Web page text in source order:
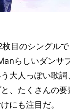
目のシングル
らしいダン
大人っぽい歌
、たくさんの
にも注目だ。